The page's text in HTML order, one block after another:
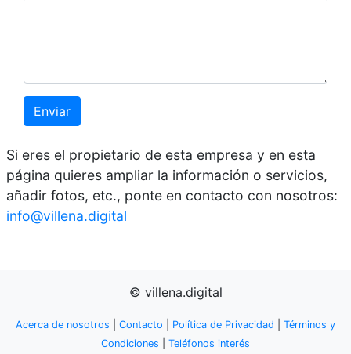
Enviar
Si eres el propietario de esta empresa y en esta
página quieres ampliar la información o servicios,
añadir fotos, etc., ponte en contacto con nosotros:
info@villena.digital
© villena.digital
Acerca de nosotros Contacto Política de Privacidad
Términos y
Condiciones
Teléfonos interés